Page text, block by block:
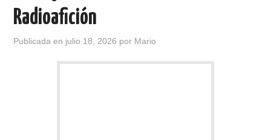
Radioafición
Publicada en julio 18, 2026 por Mario